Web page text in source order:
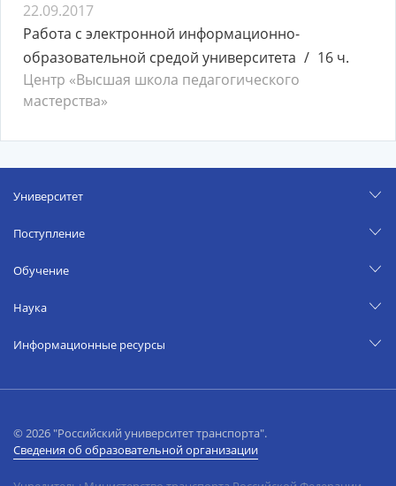
22.09.2017
Работа с электронной информационно-
образовательной средой университета
16 ч.
Центр «Высшая школа педагогического
мастерства»
Университет
Поступление
Обучение
Наука
Информационные ресурсы
© 2026 "Российский университет транспорта".
Сведения об образовательной организации